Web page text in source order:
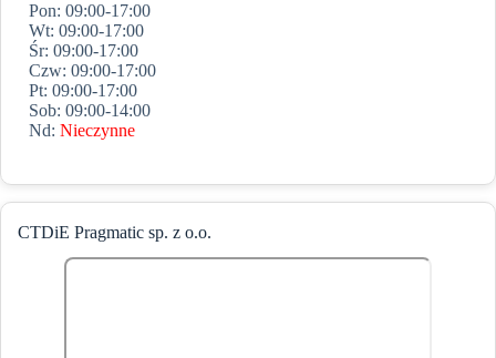
Pon: 09:00-17:00
Wt: 09:00-17:00
Śr: 09:00-17:00
Czw: 09:00-17:00
Pt: 09:00-17:00
Sob: 09:00-14:00
Nd: Nieczynne
CTDiE Pragmatic sp. z o.o.